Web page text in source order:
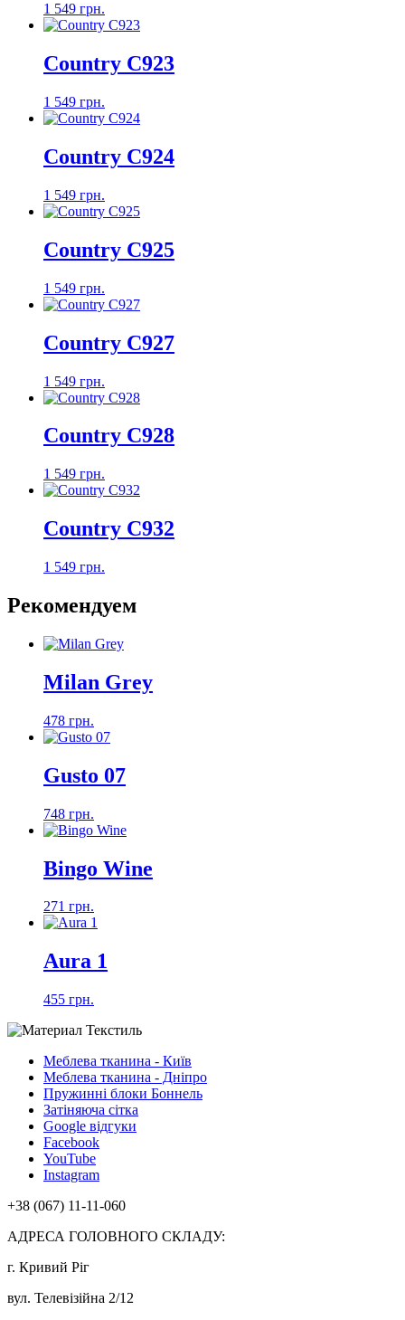
1 549 грн.
Country C923
1 549 грн.
Country C924
1 549 грн.
Country C925
1 549 грн.
Country C927
1 549 грн.
Country C928
1 549 грн.
Country C932
1 549 грн.
Рекомендуем
Milan Grey
478 грн.
Gusto 07
748 грн.
Bingo Wine
271 грн.
Aura 1
455 грн.
Меблева тканина - Київ
Меблева тканина - Дніпро
Пружинні блоки Боннель
Затіняюча сітка
Google відгуки
Facebook
YouTube
Instagram
+38 (067) 11-11-060
АДРЕСА ГОЛОВНОГО СКЛАДУ:
г. Кривий Ріг
вул. Телевізійна 2/12